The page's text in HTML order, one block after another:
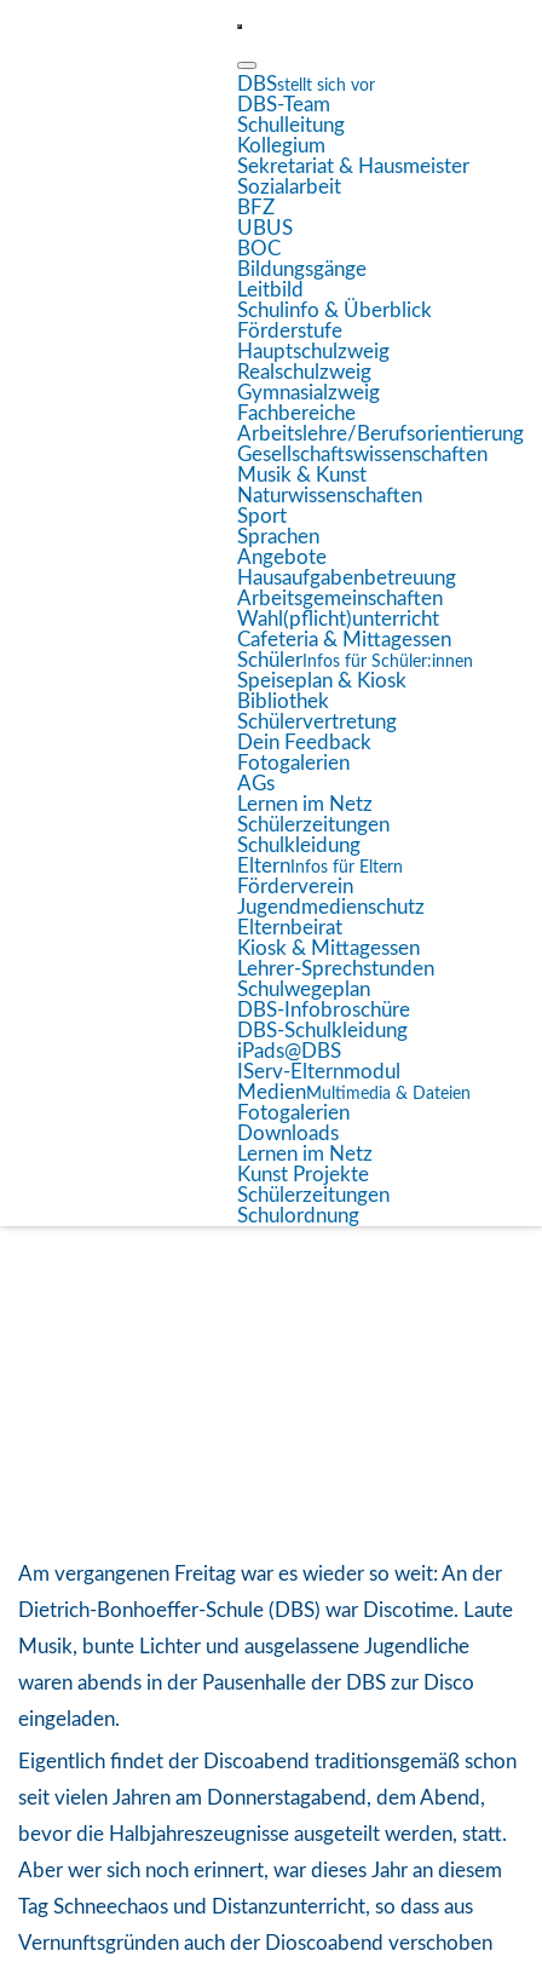
Überschriften hervorheben
100%
DBSstellt sich vor
DBS-Team
Schulleitung
Kollegium
Sekretariat & Hausmeister
Sozialarbeit
BFZ
UBUS
BOC
Bildungsgänge
Leitbild
Schulinfo & Überblick
Förderstufe
Hauptschulzweig
Realschulzweig
Gymnasialzweig
Fachbereiche
Arbeitslehre/Berufsorientierung
Gesellschaftswissenschaften
Musik & Kunst
Naturwissenschaften
Sport
Sprachen
Angebote
Hausaufgabenbetreuung
Arbeitsgemeinschaften
Wahl(pflicht)unterricht
Cafeteria & Mittagessen
Schüler Infos für Schüler:innen
Speiseplan & Kiosk
Bibliothek
Schülervertretung
Dein Feedback
Fotogalerien
AGs
Lernen im Netz
Schülerzeitungen
Schulkleidung
Eltern Infos für Eltern
Förderverein
Jugendmedienschutz
Elternbeirat
Kiosk & Mittagessen
Lehrer-Sprechstunden
Schulwegeplan
DBS-Infobroschüre
DBS-Schulkleidung
iPads@DBS
IServ-Elternmodul
MedienMultimedia & Dateien
Fotogalerien
Downloads
Lernen im Netz
Kunst Projekte
Schülerzeitungen
Schulordnung
Startseite
Aktuelles
Discofieber an der Dietrich-Bonhoeffer-Schule in Lich
Discofieber an der Dietrich-
Bonhoeffer-Schule in Lich
Am vergangenen Freitag war es wieder so weit: An der
Dietrich-Bonhoeffer-Schule (DBS) war Discotime. Laute
Musik, bunte Lichter und ausgelassene Jugendliche
waren abends in der Pausenhalle der DBS zur Disco
eingeladen.
Eigentlich findet der Discoabend traditionsgemäß schon
seit vielen Jahren am Donnerstagabend, dem Abend,
bevor die Halbjahreszeugnisse ausgeteilt werden, statt.
Aber wer sich noch erinnert, war dieses Jahr an diesem
Tag Schneechaos und Distanzunterricht, so dass aus
Vernunftsgründen auch der Dioscoabend verschoben